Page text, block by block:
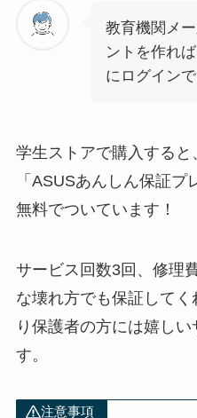
教育機関メ
ントを作れ
にログインで
学生ストアで購入すると
「 ASUSあんしん保証プ
無料でついています！
サービス回数3回、修理
な壊れ方でも保証して
り保護者の方には嬉し
す。
注意事項